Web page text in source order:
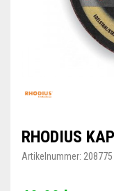
RHODIUS
Artikelnummer: 208775